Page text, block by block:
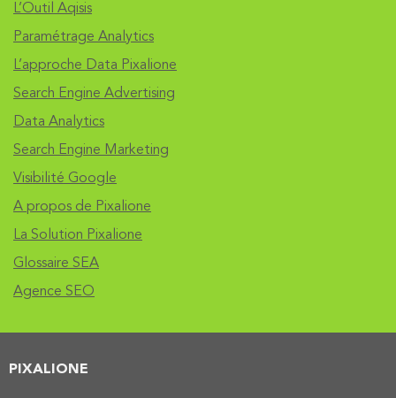
L’Outil Aqisis
Paramétrage Analytics
L’approche Data Pixalione
Search Engine Advertising
Data Analytics
Search Engine Marketing
Visibilité Google
A propos de Pixalione
La Solution Pixalione
Glossaire SEA
Agence SEO
PIXALIONE